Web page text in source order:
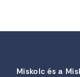
Miskolc és a